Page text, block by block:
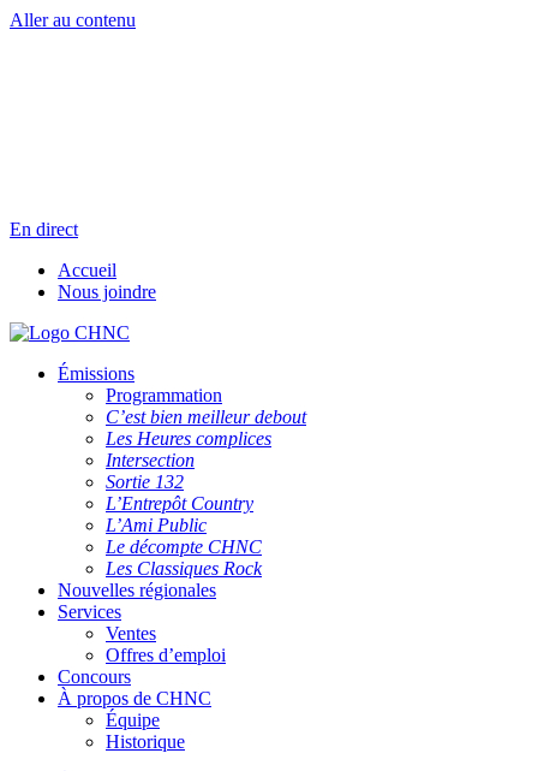
Aller au contenu
En direct
Accueil
Nous joindre
Émissions
Programmation
C’est bien meilleur debout
Les Heures complices
Intersection
Sortie 132
L’Entrepôt Country
L’Ami Public
Le décompte CHNC
Les Classiques Rock
Nouvelles régionales
Services
Ventes
Offres d’emploi
Concours
À propos de CHNC
Équipe
Historique